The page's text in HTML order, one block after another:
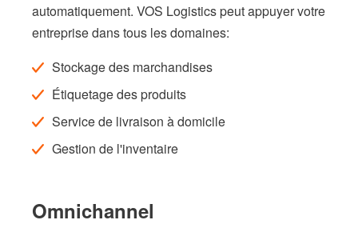
automatiquement. VOS Logistics peut appuyer votre
entreprise dans tous les domaines:
Stockage des marchandises
Étiquetage des produits
Service de livraison à domicile
Gestion de l'inventaire
Omnichannel